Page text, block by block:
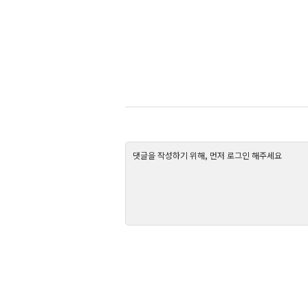
댓글을 작성하기 위해, 먼저 로그인 해주세요